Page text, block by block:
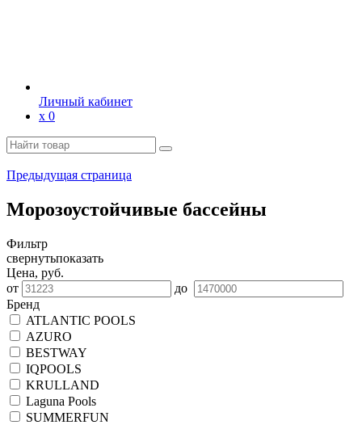
Личный кабинет
х 0
Предыдущая страница
Морозоустойчивые бассейны
Фильтр
свернутьпоказать
Цена, руб.
от
до
Бренд
ATLANTIC POOLS
AZURO
BESTWAY
IQPOOLS
KRULLAND
Laguna Pools
SUMMERFUN